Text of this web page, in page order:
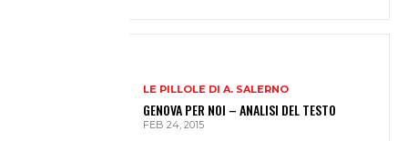
LE PILLOLE DI A. SALERNO
GENOVA PER NOI – ANALISI DEL TESTO
FEB 24, 2015